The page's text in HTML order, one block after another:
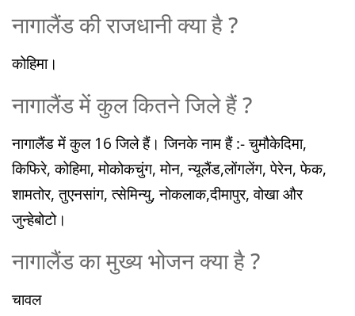
नागालैंड की राजधानी क्या है ?
कोहिमा।
नागालैंड में कुल कितने जिले हैं ?
नागालैंड में कुल 16 जिले हैं। जिनके नाम हैं :- चुमौकेदिमा,
किफिरे, कोहिमा, मोकोकचुंग, मोन, न्यूलैंड,लोंगलेंग, पेरेन, फेक,
शामतोर, तुएनसांग, त्सेमिन्यु, नोकलाक,दीमापुर, वोखा और
जुन्हेबोटो।
नागालैंड का मुख्य भोजन क्या है ?
चावल